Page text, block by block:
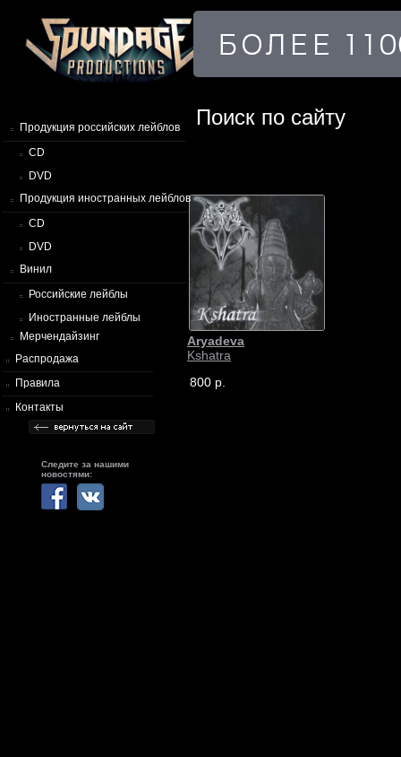
Продукция российских лейблов
CD
DVD
Продукция иностранных лейблов
CD
DVD
Винил
Российские лейблы
Иностранные лейблы
Мерчендайзинг
Распродажа
Правила
Контакты
Следите за нашими
новостями:
Поиск по сайту
Aryadeva
Kshatra
800 р.